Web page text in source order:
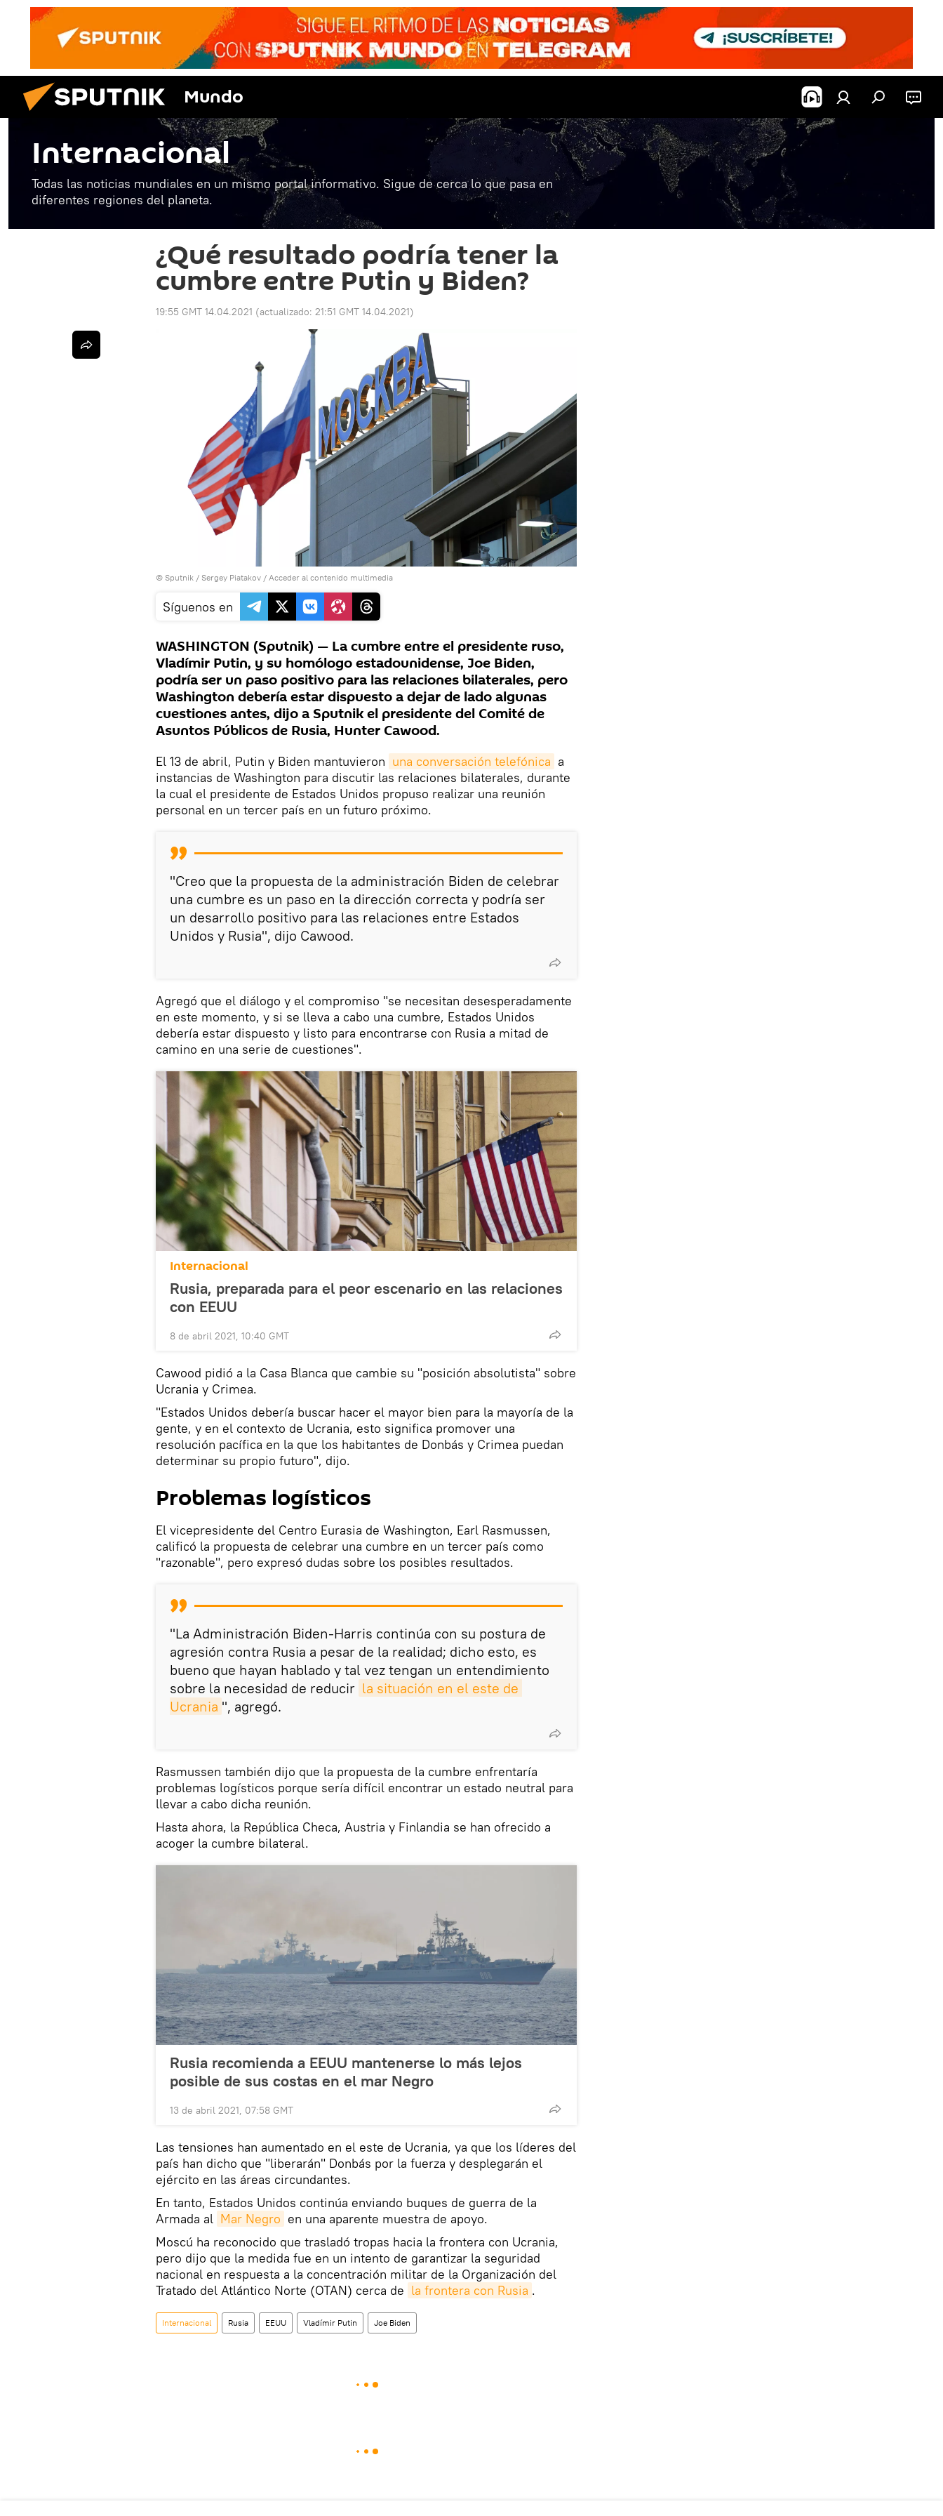
Mundo
Internacional
Todas las noticias mundiales en un mismo portal informativo. Sigue de cerca lo que pasa en
diferentes regiones del planeta.
¿Qué resultado podría tener la
cumbre entre Putin y Biden?
19:55 GMT 14.04.2021 (actualizado: 21:51 GMT 14.04.2021)
© Sputnik / Sergey Piatakov / Acceder al contenido multimedia
Síguenos en
WASHINGTON (Sputnik) — La cumbre entre el presidente ruso,
Vladímir Putin, y su homólogo estadounidense, Joe Biden,
podría ser un paso positivo para las relaciones bilaterales, pero
Washington debería estar dispuesto a dejar de lado algunas
cuestiones antes, dijo a Sputnik el presidente del Comité de
Asuntos Públicos de Rusia, Hunter Cawood.
El 13 de abril, Putin y Biden mantuvieron una conversación telefónica a
instancias de Washington para discutir las relaciones bilaterales, durante
la cual el presidente de Estados Unidos propuso realizar una reunión
personal en un tercer país en un futuro próximo.
"Creo que la propuesta de la administración Biden de celebrar
una cumbre es un paso en la dirección correcta y podría ser
un desarrollo positivo para las relaciones entre Estados
Unidos y Rusia", dijo Cawood.
Agregó que el diálogo y el compromiso "se necesitan desesperadamente
en este momento, y si se lleva a cabo una cumbre, Estados Unidos
debería estar dispuesto y listo para encontrarse con Rusia a mitad de
camino en una serie de cuestiones".
Internacional
Rusia, preparada para el peor escenario en las relaciones
con EEUU
8 de abril 2021, 10:40 GMT
Cawood pidió a la Casa Blanca que cambie su "posición absolutista" sobre
Ucrania y Crimea.
"Estados Unidos debería buscar hacer el mayor bien para la mayoría de la
gente, y en el contexto de Ucrania, esto significa promover una
resolución pacífica en la que los habitantes de Donbás y Crimea puedan
determinar su propio futuro", dijo.
Problemas logísticos
El vicepresidente del Centro Eurasia de Washington, Earl Rasmussen,
calificó la propuesta de celebrar una cumbre en un tercer país como
"razonable", pero expresó dudas sobre los posibles resultados.
"La Administración Biden-Harris continúa con su postura de
agresión contra Rusia a pesar de la realidad; dicho esto, es
bueno que hayan hablado y tal vez tengan un entendimiento
sobre la necesidad de reducir la situación en el este de
Ucrania ", agregó.
Rasmussen también dijo que la propuesta de la cumbre enfrentaría
problemas logísticos porque sería difícil encontrar un estado neutral para
llevar a cabo dicha reunión.
Hasta ahora, la República Checa, Austria y Finlandia se han ofrecido a
acoger la cumbre bilateral.
Rusia recomienda a EEUU mantenerse lo más lejos
posible de sus costas en el mar Negro
13 de abril 2021, 07:58 GMT
Las tensiones han aumentado en el este de Ucrania, ya que los líderes del
país han dicho que "liberarán" Donbás por la fuerza y ​​desplegarán el
ejército en las áreas circundantes.
En tanto, Estados Unidos continúa enviando buques de guerra de la
Armada al Mar Negro en una aparente muestra de apoyo.
Moscú ha reconocido que trasladó tropas hacia la frontera con Ucrania,
pero dijo que la medida fue en un intento de garantizar la seguridad
nacional en respuesta a la concentración militar de la Organización del
Tratado del Atlántico Norte (OTAN) cerca de la frontera con Rusia .
Internacional Rusia EEUU Vladímir Putin Joe Biden